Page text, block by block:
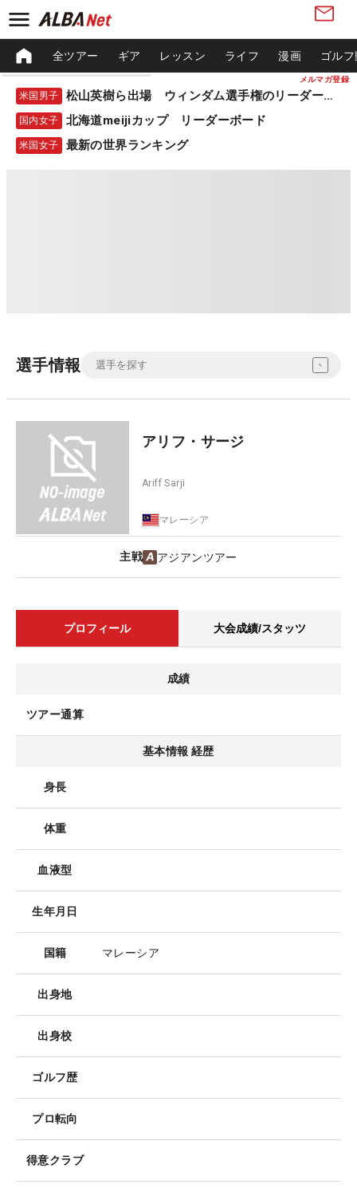
メルマガ登録
全ツアー ギア レッスン ライフ 漫画 ゴル
米国男子 松山英樹ら出場 ウィンダム選手権のリーダーボード
国内女子 北海道meijiカップ リーダーボード
米国女子 最新の世界ランキング
選手情報
アリフ・サージ
Ariff Sarji
マレーシア
主戦 アジアンツアー
プロフィール 大会成績/スタッツ
成績
ツアー通算
基本情報 経歴
身長
体重
血液型
生年月日
国籍 マレーシア
出身地
出身校
ゴルフ歴
プロ転向
得意クラブ